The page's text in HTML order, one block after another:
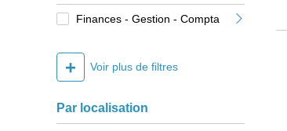
Finances - Gestion - Compta
+ Voir plus de filtres
Par localisation